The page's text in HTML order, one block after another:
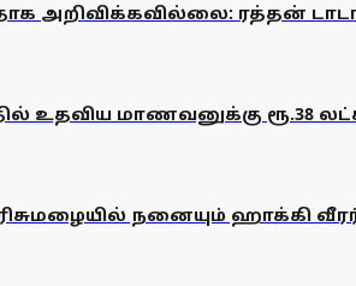
அறிவிக்கவில்லை: ரத்தன் டாடா
உதவிய மாணவனுக்கு ரூ.38
நனையும் ஹாக்கி